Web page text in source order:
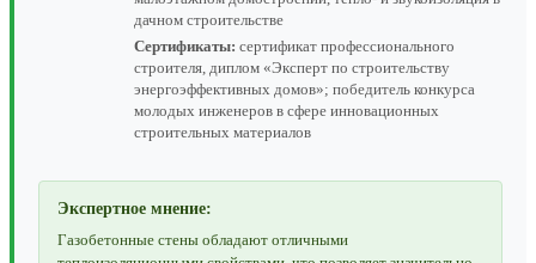
дачном строительстве
Сертификаты: сертификат профессионального
строителя, диплом «Эксперт по строительству
энергоэффективных домов»; победитель конкурса
молодых инженеров в сфере инновационных
строительных материалов
Экспертное мнение:
Газобетонные стены обладают отличными